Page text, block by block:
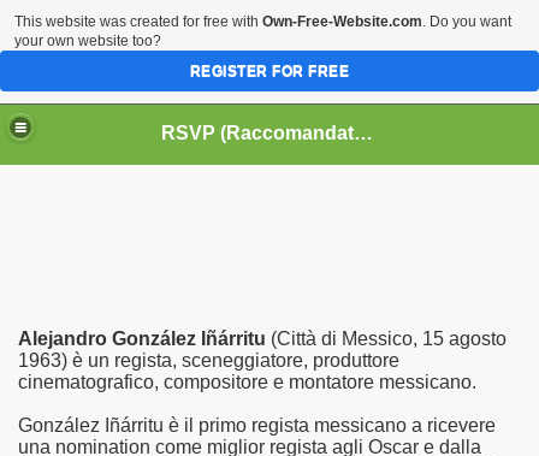
HOME BIOGRAFIE
CINEMA
DATABASE LIBRI
LIBRI
MUSICA
RSVP (Raccomandati Se Vi Piacciono)
Alejandro González Iñárritu (Città di Messico, 15 agosto
1963) è un regista, sceneggiatore, produttore
cinematografico, compositore e montatore messicano.
González Iñárritu è il primo regista messicano a ricevere
una nomination come miglior regista agli Oscar e dalla
This website was created for free with Own-Free-Website.com. Do you want
your own website too?
REGISTER FOR FREE